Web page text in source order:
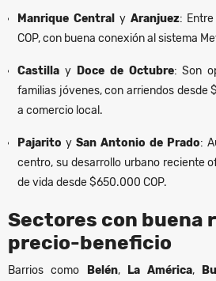
Manrique Central y Aranjuez:
COP, con buena conexión al sistema
Castilla y Doce de Octubre: Son
familias jóvenes, con arriendos desde
a comercio local.
Pajarito y San Antonio de Prado:
centro, su desarrollo urbano reciente
de vida desde $650.000 COP.
Sectores con buena
precio-beneficio
Barrios como Belén, La América,